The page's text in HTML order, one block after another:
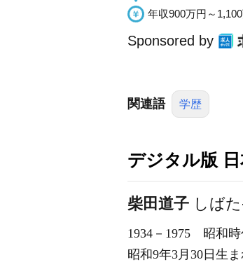
年収900万円～
Sponsored by
関連語 学歴
デジタル版
柴田道子 しば
1934－1975 昭和時
昭和9年3月30日生